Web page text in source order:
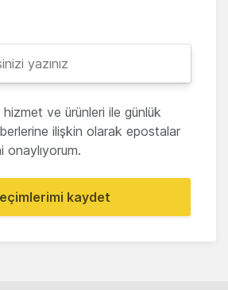
ve ürünleri ile günlük
ilişkin olarak epostalar
onaylıyorum.
kaydet